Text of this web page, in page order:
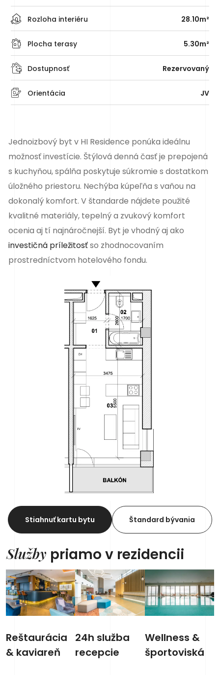
Rozloha interiéru 28.10m²
Dostupnosť Rezervovaný
Orientácia JV
Plocha terasy 5.30m²
Jednoizbový byt v HI Residence ponúka ideálnu
možnosť investície. Štýlová denná časť je prepojená
s kuchyňou, spálňa poskytuje súkromie s dostatkom
úložného priestoru. Nechýba kúpeľňa s vaňou na
dokonalý komfort. V štandarde nájdete použité
kvalitné materiály, tepelný a zvukový komfort
ocenia aj tí najnáročnejší. Byt je vhodný aj ako
investičná príležitosťso zhodnocovaním
prostredníctvom hotelového fondu.
Stiahnuť kartu bytu Štandard bývania
Služby priamo v rezidencii
Reštaurácia
& kaviareň
24h služba
recepcie
Wellness &
športoviská